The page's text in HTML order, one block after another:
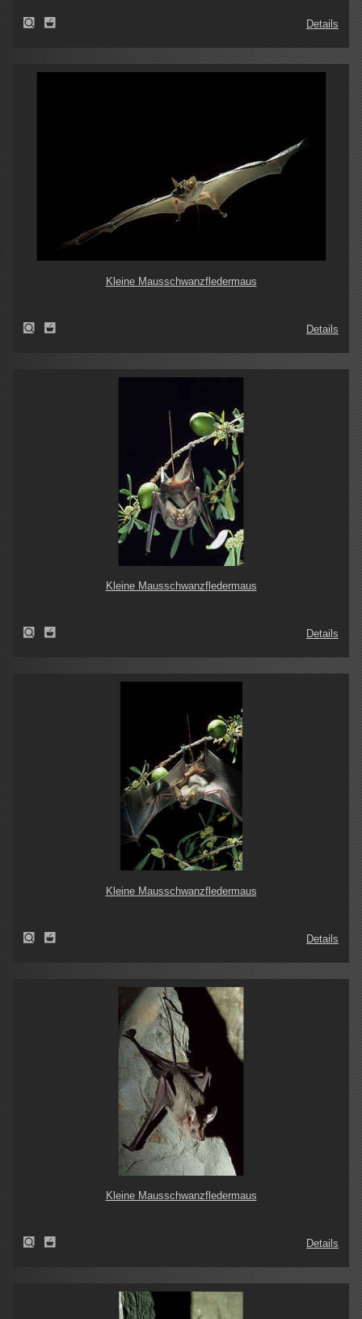
Details
Kleine Mausschwanzfledermaus
Details
Kleine Mausschwanzfledermaus
Details
Kleine Mausschwanzfledermaus
Details
Kleine Mausschwanzfledermaus
Details